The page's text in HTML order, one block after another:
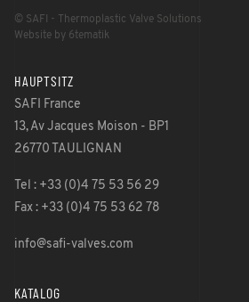
© SAFI - Thermoplastic Valve Solutions
Website by 6tematik
HAUPTSITZ
SAFI France
13, Av Jacques Moison - BP1
26770 TAULIGNAN
Tel : +33 (0)4 75 53 56 29
Fax : +33 (0)4 75 53 62 78
info@safi-valves.com
KATALOG